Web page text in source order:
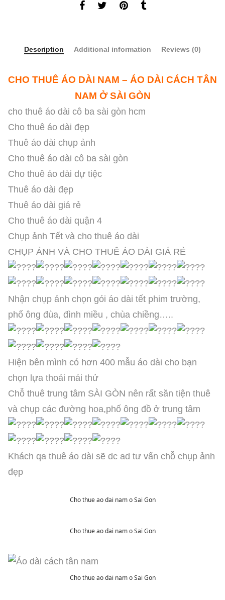
Description Additional information Reviews (0)
CHO THUÊ ÁO DÀI NAM – ÁO DÀI CÁCH TÂN
NAM Ở SÀI GÒN
cho thuê áo dài cô ba sài gòn hcm
Cho thuê áo dài đẹp
Thuê áo dài chụp ảnh
Cho thuê áo dài cô ba sài gòn
Cho thuê áo dài dự tiệc
Thuê áo dài đẹp
Thuê áo dài giá rẻ
Cho thuê áo dài quận 4
Chụp ảnh Tết và cho thuê áo dài
CHỤP ẢNH VÀ CHO THUÊ ÁO DÀI GIÁ RẺ
Nhận chụp ảnh chọn gói áo dài tết phim trường,
phố ông đùa, đình miều , chùa chiềng…..
Hiện bên mình có hơn 400 mẫu áo dài cho bạn
chọn lựa thoải mái thử
Chỗ thuê trung tâm SÀI GÒN nên rất săn tiện thuê
và chụp các đường hoa,phố ông đồ ở trung tâm
Khách qa thuê áo dài sẽ dc ad tư vấn chỗ chụp ảnh
đẹp
Cho thue ao dai nam o Sai Gon
Cho thue ao dai nam o Sai Gon
Cho thue ao dai nam o Sai Gon